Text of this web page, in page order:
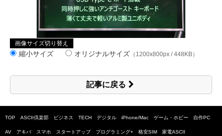
画像サイズ切り替え
縮小サイズ オリジナルサイズ （1200x800px / 448KB）
記事に戻る
TOP ASCII倶楽部 ビジネス TECH デジタル iPhone/Mac ゲーム・ホビー 自作PC
AV アキバ スマホ スタートアップ プログラミング+ 格安SIM 家電ASCII